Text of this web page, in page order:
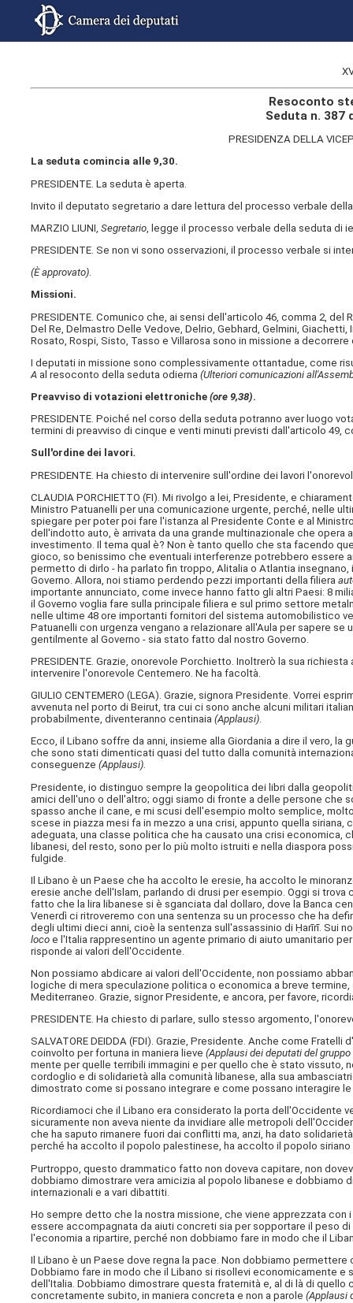
Resoconto
Seduta n. 387
PRESIDENZA DELLA
La seduta comincia alle 9,30.
PRESIDENTE. La seduta è aperta.
Invito il deputato segretario a dare lettura del processo verbale
MARZIO LIUNI,Segretario , legge il processo verbale della seduta di
PRESIDENTE. Se non vi sono osservazioni, il processo verbale si
(È approvato).
Missioni.
PRESIDENTE. Comunico che, ai sensi dell'articolo 46, comma 2,
Del Re, Delmastro Delle Vedove, Delrio, Gebhard, Gelmini,
Rosato, Rospi, Sisto, Tasso e Villarosa sono in missione a
I deputati in missione sono complessivamente ottantadue, come
A al resoconto della seduta odierna(Ulteriori comunicazioni
Preavviso di votazioni elettroniche(ore 9,38).
PRESIDENTE. Poiché nel corso della seduta potranno aver luogo
termini di preavviso di cinque e venti minuti previsti dall'articolo 49,
Sull'ordine dei lavori.
PRESIDENTE. Ha chiesto di intervenire sull'ordine dei lavori
CLAUDIA PORCHIETTO (FI). Mi rivolgo a lei, Presidente, e
Ministro Patuanelli per una comunicazione urgente, perché, nelle
spiegare per poter poi fare l'istanza al Presidente Conte e al
dell'indotto auto, è arrivata da una grande multinazionale che
investimento. Il tema qual è? Non è tanto quello che sta facendo
gioco, so benissimo che eventuali interferenze potrebbero essere
permetto di dirlo - ha parlato fin troppo, Alitalia o Atlantia
Governo. Allora, noi stiamo perdendo pezzi importanti della filiera
importante annunciato, come invece hanno fatto gli altri Paesi: 8
il Governo voglia fare sulla principale filiera e sul primo settore
nelle ultime 48 ore importanti fornitori del sistema automobilistico
Patuanelli con urgenza vengano a relazionare all'Aula per sapere
gentilmente al Governo - sia stato fatto dal nostro Governo.
PRESIDENTE. Grazie, onorevole Porchietto. Inoltrerò la sua
intervenire l'onorevole Centemero. Ne ha facoltà.
GIULIO CENTEMERO (LEGA). Grazie, signora Presidente. Vorrei
avvenuta nel porto di Beirut, tra cui ci sono anche alcuni militari
probabilmente, diventeranno centinaia(Applausi).
Ecco, il Libano soffre da anni, insieme alla Giordania a dire il vero,
che sono stati dimenticati quasi del tutto dalla comunità
conseguenze(Applausi).
Presidente, io distinguo sempre la geopolitica dei libri dalla
amici dell'uno o dell'altro; oggi siamo di fronte a delle persone che
spasso anche il cane, e mi scusi dell'esempio molto semplice,
scese in piazza mesi fa in mezzo a una crisi, appunto quella
adeguata, una classe politica che ha causato una crisi economica,
libanesi, del resto, sono per lo più molto istruiti e nella diaspora
fulgide.
Il Libano è un Paese che ha accolto le eresie, ha accolto le
eresie anche dell'Islam, parlando di drusi per esempio. Oggi si
fatto che la lira libanese si è sganciata dal dollaro, dove la Banca
Venerdì ci ritroveremo con una sentenza su un processo che ha
degli ultimi dieci anni, cioè la sentenza sull'assassinio di Ḥarīrī. Sui
loco e l'Italia rappresentino un agente primario di aiuto umanitario
risponde ai valori dell'Occidente.
Non possiamo abdicare ai valori dell'Occidente, non possiamo
logiche di mera speculazione politica o economica a breve
Mediterraneo. Grazie, signor Presidente, e ancora, per favore,
PRESIDENTE. Ha chiesto di parlare, sullo stesso argomento,
SALVATORE DEIDDA (FDI). Grazie, Presidente. Anche come Fratelli
coinvolto per fortuna in maniera lieve(Applausi dei deputati del
mente per quelle terribili immagini e per quello che è stato vissuto,
cordoglio e di solidarietà alla comunità libanese, alla sua
dimostrato come si possano integrare e come possano interagire
Ricordiamoci che il Libano era considerato la porta dell'Occidente
sicuramente non aveva niente da invidiare alle metropoli
che ha saputo rimanere fuori dai conflitti ma, anzi, ha dato
perché ha accolto il popolo palestinese, ha accolto il popolo
Purtroppo, questo drammatico fatto non doveva capitare, non
dobbiamo dimostrare vera amicizia al popolo libanese e
internazionali e a vari dibattiti.
Ho sempre detto che la nostra missione, che viene apprezzata
essere accompagnata da aiuti concreti sia per sopportare il peso
l'economia a ripartire, perché non dobbiamo fare in modo che il
Il Libano è un Paese dove regna la pace. Non dobbiamo
Dobbiamo fare in modo che il Libano si risollevi economicamente
dell'Italia. Dobbiamo dimostrare questa fraternità e, al di là di quello
concretamente subito, in maniera concreta e non a parole(Applausi